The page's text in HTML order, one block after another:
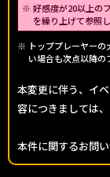
好感度が20以上の
を繰り上げて参照し
トッププレーヤー
い場合も次点以降の
本変更に伴う、イ
容につきましては
本件に関するお問